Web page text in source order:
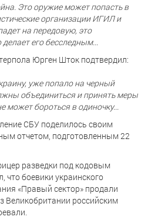
Это оружие может попасть в
организации ИГИЛ и
на передовую, это
его бесследным...
Юрген Шток подтвердил:
уже попало на черный
объединиться и принять меры
может бороться в одиночку...
СБУ поделилось своим
отчетом, подготовленным 22
разведки под кодовым
что боевики украинского
«Правый сектор» продали
Великобритании российским